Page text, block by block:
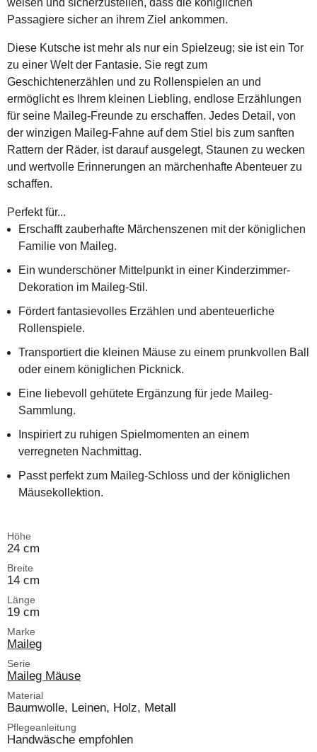
Passagiere sicher an ihrem Ziel ankommen.
Diese Kutsche ist mehr als nur ein Spielzeug; sie ist ein Tor
zu einer Welt der Fantasie. Sie regt zum
Geschichtenerzählen und zu Rollenspielen an und
ermöglicht es Ihrem kleinen Liebling, endlose Erzählungen
für seine Maileg-Freunde zu erschaffen. Jedes Detail, von
der winzigen Maileg-Fahne auf dem Stiel bis zum sanften
Rattern der Räder, ist darauf ausgelegt, Staunen zu wecken
und wertvolle Erinnerungen an märchenhafte Abenteuer zu
schaffen.
Perfekt für...
Erschafft zauberhafte Märchenszenen mit der königlichen
Familie von Maileg.
Ein wunderschöner Mittelpunkt in einer Kinderzimmer-
Dekoration im Maileg-Stil.
Fördert fantasievolles Erzählen und abenteuerliche
Rollenspiele.
Transportiert die kleinen Mäuse zu einem prunkvollen Ball
oder einem königlichen Picknick.
Eine liebevoll gehütete Ergänzung für jede Maileg-
Sammlung.
Inspiriert zu ruhigen Spielmomenten an einem
verregneten Nachmittag.
Passt perfekt zum Maileg-Schloss und der königlichen
Mäusekollektion.
Höhe
24 cm
Breite
14 cm
Länge
19 cm
Marke
Maileg
Serie
Maileg Mäuse
Material
Baumwolle, Leinen, Holz, Metall
Pflegeanleitung
Handwäsche empfohlen